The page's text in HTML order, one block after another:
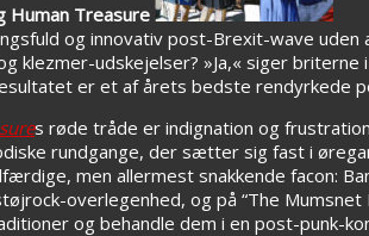
Human Treasure
og innovativ post-Brexit-wave
klezmer-udskejelser? »Ja,« siger
er et af årets bedste rendyrkede
s røde tråde er indignation og
rundgange, der sætter sig fast i
men allermest snakkende facon:
overlegenhed, og på “The
og behandle dem i en post-punk-